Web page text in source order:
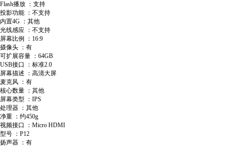
Flash播放 ：支持
投影功能 ：不支持
内置4G ：其他
光线感应 ：不支持
屏幕比例 ：16:9
摄像头 ：有
可扩展容量 ：64GB
USB接口 ：标准2.0
屏幕描述 ：高清大屏
麦克风 ：有
核心数量 ：其他
屏幕类型 ：IPS
处理器 ：其他
净重 ：约450g
视频接口 ：Micro HDMI
型号 ：P12
扬声器 ：有